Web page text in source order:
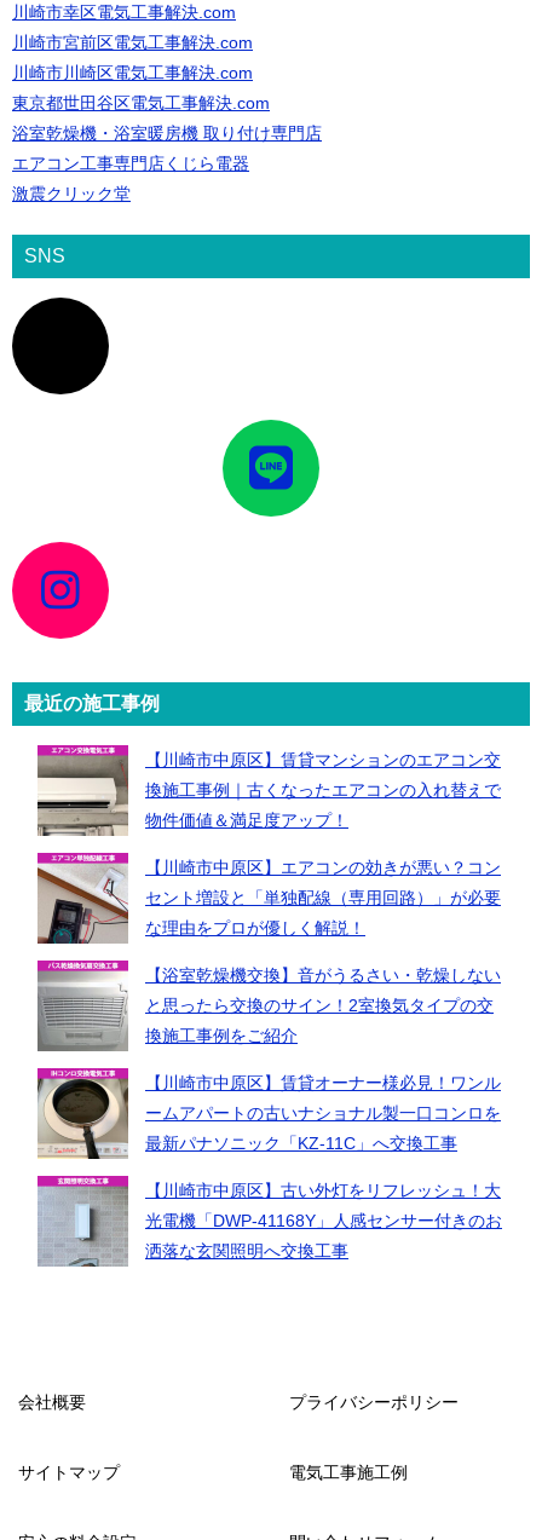
川崎市幸区電気工事解決.com
川崎市宮前区電気工事解決.com
川崎市川崎区電気工事解決.com
東京都世田谷区電気工事解決.com
浴室乾燥機・浴室暖房機 取り付け専門店
エアコン工事専門店くじら電器
激震クリック堂
SNS
イ
コ
ン
リ
イ
コ
ン
リ
イ
コ
ン
リ
最近の施工事例
【川崎市中原区】賃貸マンションのエアコン交
換施工事例｜古くなったエアコンの入れ替えで
物件価値＆満足度アップ！
【川崎市中原区】エアコンの効きが悪い？コン
セント増設と「単独配線（専用回路）」が必要
な理由をプロが優しく解説！
【浴室乾燥機交換】音がうるさい・乾燥しない
と思ったら交換のサイン！2室換気タイプの交
換施工事例をご紹介
【川崎市中原区】賃貸オーナー様必見！ワンル
ームアパートの古いナショナル製一口コンロを
最新パナソニック「KZ-11C」へ交換工事
【川崎市中原区】古い外灯をリフレッシュ！大
光電機「DWP-41168Y」人感センサー付きのお
洒落な玄関照明へ交換工事
会社概要 プライバシーポリシー
サイトマップ 電気工事施工例